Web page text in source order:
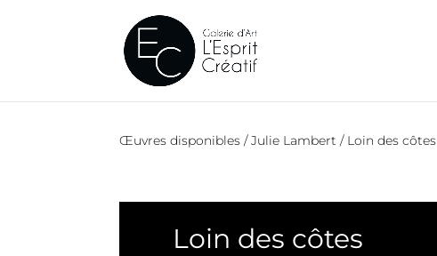
Œuvres disponibles /Julie Lambert / Loin des côtes
Loin des côtes